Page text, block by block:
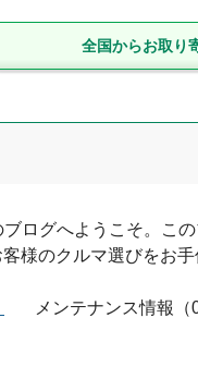
全国からお取り
ブログへようこそ。こ
様のクルマ選びをお手
メンテナンス情報 （